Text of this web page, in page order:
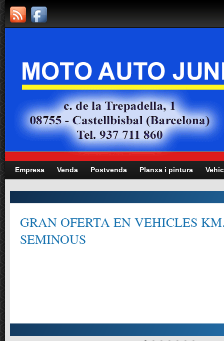
Empresa Venda Postvenda Planxa i pintura
GRAN OFERTA EN VEHICLES
SEMINOUS